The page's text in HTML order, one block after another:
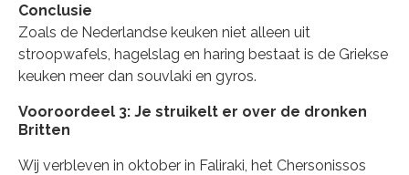
Conclusie
Zoals de Nederlandse keuken niet alleen uit
stroopwafels, hagelslag en haring bestaat is de Griekse
keuken meer dan souvlaki en gyros.
Vooroordeel 3: Je struikelt er over de dronken
Britten
Wij verbleven in oktober in Faliraki, het Chersonissos